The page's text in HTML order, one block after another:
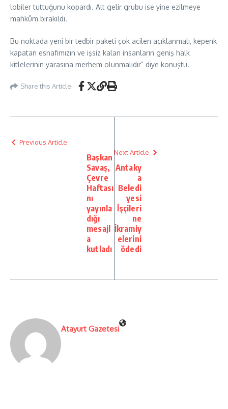
lobiler tuttuğunu kopardı. Alt gelir grubu ise yine ezilmeye
mahkûm bırakıldı.
Bu noktada yeni bir tedbir paketi çok acilen açıklanmalı, kepenk
kapatan esnafımızın ve işsiz kalan insanların geniş halk
kitlelerinin yarasına merhem olunmalıdır” diye konuştu.
Share this Article
Previous Article
Başkan
Savaş,
Çevre
Haftası
nı
yayınla
dığı
mesajl
a
kutladı
Next Article
Antaky
a
Beledi
yesi
İşçileri
ne
İkramiy
elerini
ödedi
Atayurt Gazetesi